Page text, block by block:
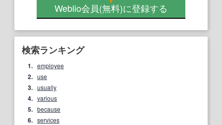
Weblio会員(無料)に登録する
検索ランキング
1. employee
2. use
3. usually
4. various
5. because
6. services